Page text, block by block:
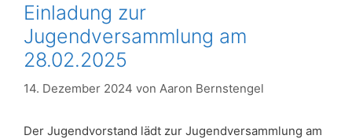
Einladung zur
Jugendversammlung am
28.02.2025
14. Dezember 2024 von Aaron Bernstengel
Der Jugendvorstand lädt zur Jugendversammlung am